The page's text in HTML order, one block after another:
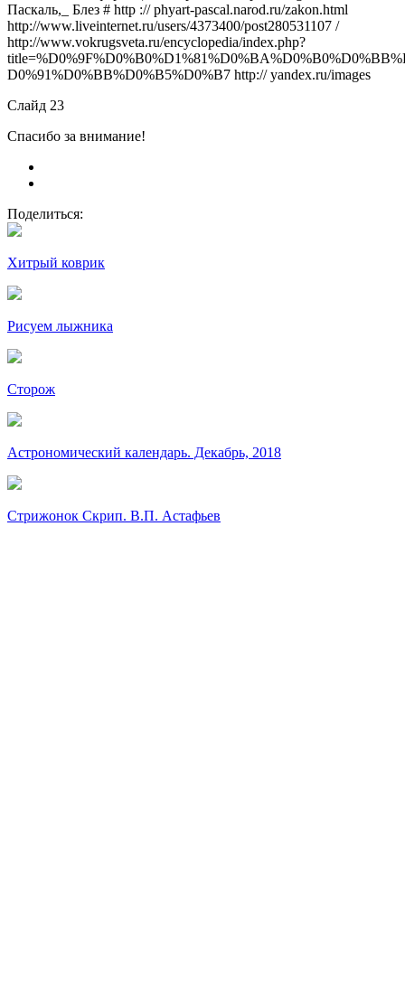
Паскаль,_ Блез # http :// phyart-pascal.narod.ru/zakon.html
http://www.liveinternet.ru/users/4373400/post280531107 /
http://www.vokrugsveta.ru/encyclopedia/index.php?
D0%91%D0%BB%D0%B5%D0%B7 http:// yandex.ru/images
Слайд 23
Спасибо за внимание!
Поделиться:
Хитрый коврик
Рисуем лыжника
Сторож
Астрономический календарь. Декабрь, 2018
Стрижонок Скрип. В.П. Астафьев